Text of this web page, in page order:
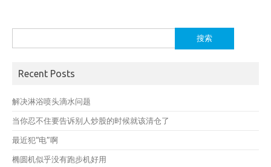
索：
Recent Posts
解决淋浴喷头滴水问题
当你忍不住要告诉别人炒股的时候就该清仓了
最近犯“电”啊
椭圆机似乎没有跑步机好用